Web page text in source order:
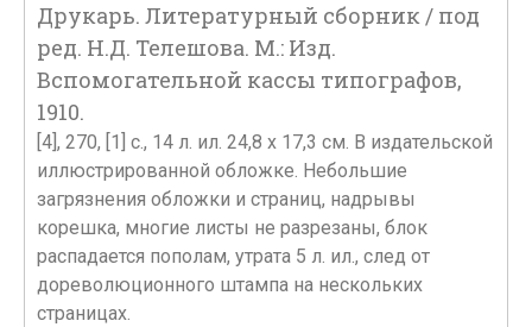
Друкарь. Литературный сборник / под
ред. Н.Д. Телешова. М.: Изд.
Вспомогательной кассы типографов,
1910.
[4], 270, [1] с., 14 л. ил. 24,8 х 17,3 см. В издательской
иллюстрированной обложке. Небольшие
загрязнения обложки и страниц, надрывы
корешка, многие листы не разрезаны, блок
распадается пополам, утрата 5 л. ил., след от
дореволюционного штампа на нескольких
страницах.